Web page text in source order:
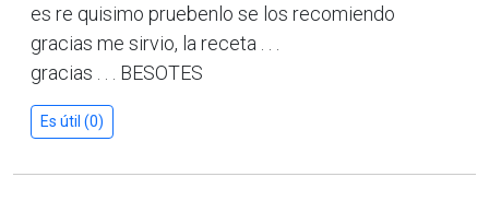
es re quisimo pruebenlo se los recomiendo
gracias me sirvio, la receta . . .
gracias . . . BESOTES
Es útil (0)